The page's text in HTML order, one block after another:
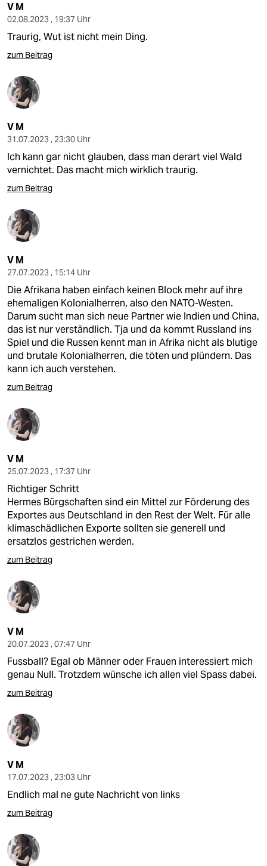
V M
02.08.2023 , 19:37 Uhr
Traurig, Wut ist nicht mein Ding.
zum Beitrag
V M
31.07.2023 , 23:30 Uhr
Ich kann gar nicht glauben, dass man derart viel Wald
vernichtet. Das macht mich wirklich traurig.
zum Beitrag
V M
27.07.2023 , 15:14 Uhr
Die Afrikana haben einfach keinen Block mehr auf ihre
ehemaligen Kolonialherren, also den NATO-Westen.
Darum sucht man sich neue Partner wie Indien und China,
das ist nur verständlich. Tja und da kommt Russland ins
Spiel und die Russen kennt man in Afrika nicht als blutige
und brutale Kolonialherren, die töten und plündern. Das
kann ich auch verstehen.
zum Beitrag
V M
25.07.2023 , 17:37 Uhr
Richtiger Schritt
Hermes Bürgschaften sind ein Mittel zur Förderung des
Exportes aus Deutschland in den Rest der Welt. Für alle
klimaschädlichen Exporte sollten sie generell und
ersatzlos gestrichen werden.
zum Beitrag
V M
20.07.2023 , 07:47 Uhr
Fussball? Egal ob Männer oder Frauen interessiert mich
genau Null. Trotzdem wünsche ich allen viel Spass dabei.
zum Beitrag
V M
17.07.2023 , 23:03 Uhr
Endlich mal ne gute Nachricht von links
zum Beitrag